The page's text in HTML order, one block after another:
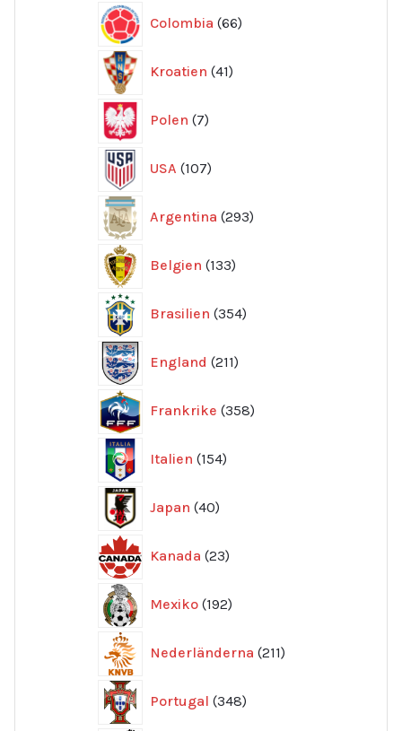
Colombia 66
produkter
Kroatien 41
produkter
Polen 7
produkter
USA 107
produkter
Argentina 293
produkter
Belgien 133
produkter
Brasilien 354
produkter
England 211
produkter
Frankrike 358
produkter
Italien 154
produkter
Japan 40
produkter
Kanada 23
produkter
Mexiko 192
produkter
Nederländerna 211
produkter
Portugal 348
produkter